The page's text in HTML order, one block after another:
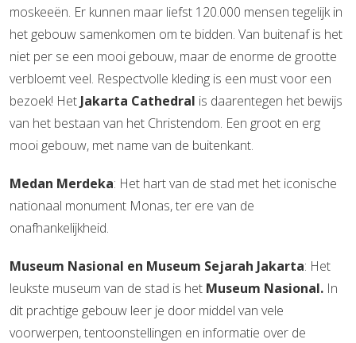
moskeeën. Er kunnen maar liefst 120.000 mensen tegelijk in
het gebouw samenkomen om te bidden. Van buitenaf is het
niet per se een mooi gebouw, maar de enorme de grootte
verbloemt veel. Respectvolle kleding is een must voor een
bezoek! Het Jakarta Cathedral is daarentegen het bewijs
van het bestaan van het Christendom. Een groot en erg
mooi gebouw, met name van de buitenkant.
Medan Merdeka: Het hart van de stad met het iconische
nationaal monument Monas, ter ere van de
onafhankelijkheid.
Museum Nasional en Museum Sejarah Jakarta: Het
leukste museum van de stad is het Museum Nasional. In
dit prachtige gebouw leer je door middel van vele
voorwerpen, tentoonstellingen en informatie over de